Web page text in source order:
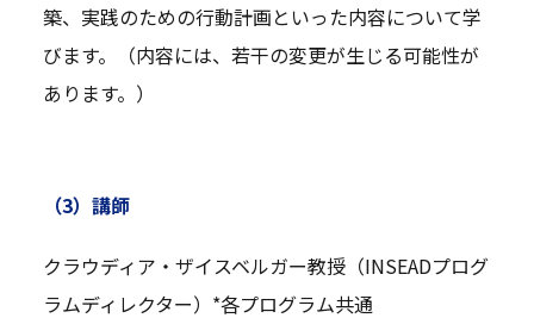
築、実践のための行動計画といった内容について学
びます。（内容には、若干の変更が生じる可能性が
あります。）
（3）講師
クラウディア・ザイスベルガー教授（INSEADプログ
ラムディレクター）*各プログラム共通